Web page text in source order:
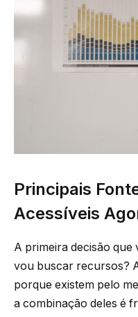
Principais
Acessíveis
A primeira decisão que
vou buscar recursos?
porque existem pelo
a combinação deles é